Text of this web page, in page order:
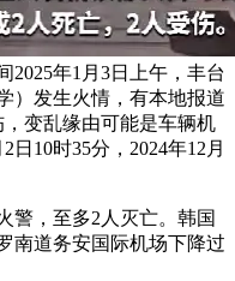
2025年1月3日上午，丰台
）发生火情，有本地报道
，变乱缘由可能是车辆机
10时35分，2024年12月
，至多2人灭亡。韩国
南道务安国际机场下降过